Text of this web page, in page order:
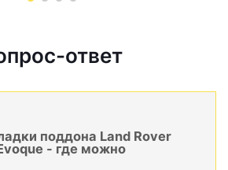
ответ
поддона Land Rover
- где можно